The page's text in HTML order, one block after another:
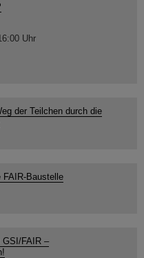
Uhr
der Teilchen durch die
FAIR-Baustelle
GSI/FAIR –